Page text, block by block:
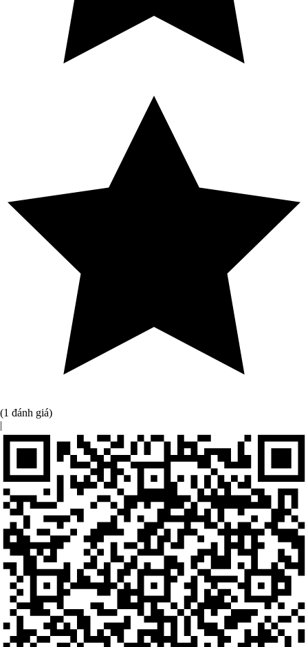
(1 đánh giá)
|